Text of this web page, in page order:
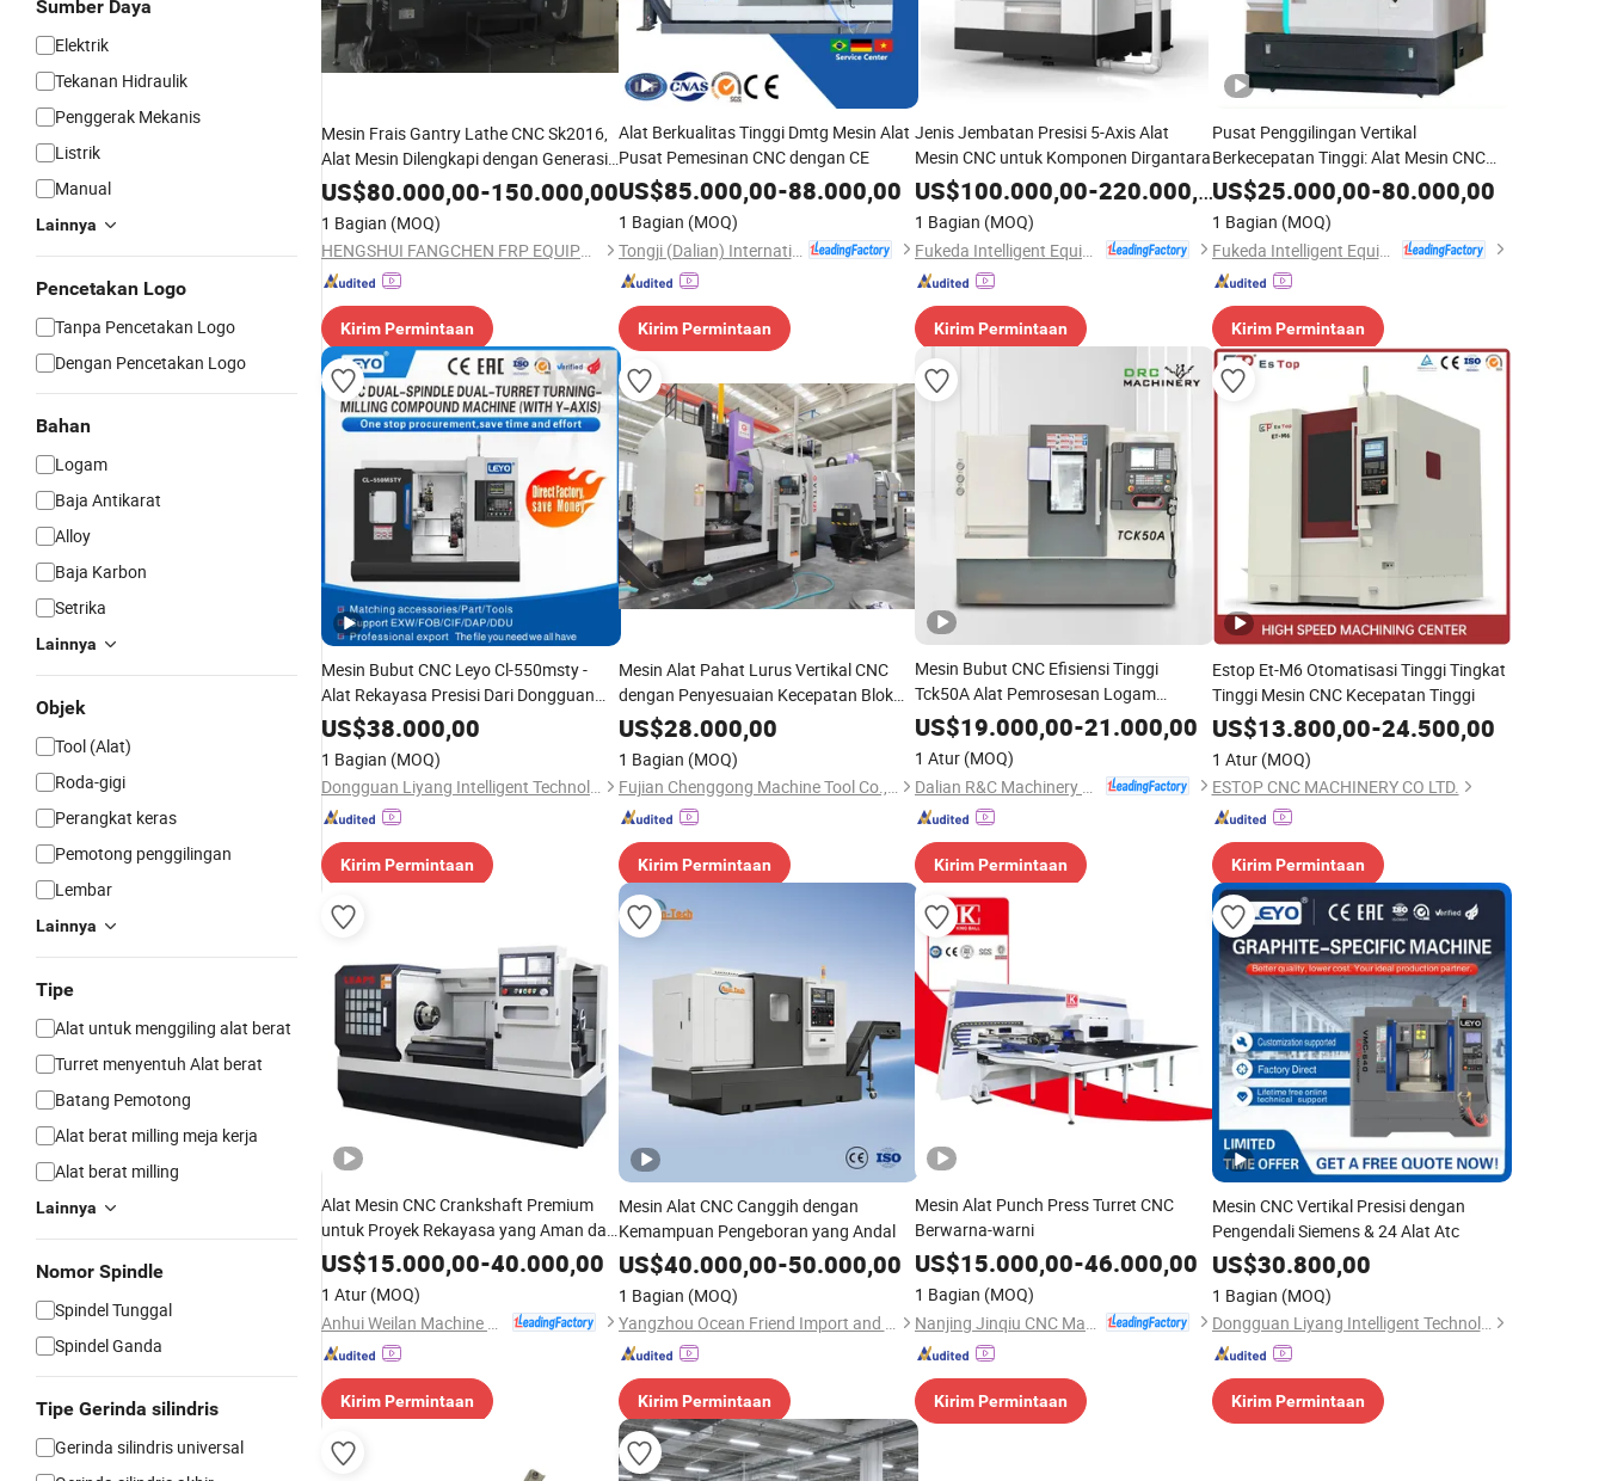
Sumber Daya
Elektrik
Tekanan Hidraulik
Penggerak Mekanis
Listrik
Manual
Lainnya
Pencetakan Logo
Tanpa Pencetakan Logo
Dengan Pencetakan Logo
Bahan
Logam
Baja Antikarat
Alloy
Baja Karbon
Setrika
Lainnya
Objek
Tool (Alat)
Roda-gigi
Perangkat keras
Pemotong penggilingan
Lembar
Lainnya
Tipe
Alat untuk menggiling alat berat
Turret menyentuh Alat berat
Batang Pemotong
Alat berat milling meja kerja
Alat berat milling
Lainnya
Nomor Spindle
Spindel Tunggal
Spindel Ganda
Tipe Gerinda silindris
Gerinda silindris universal
Mesin Frais Gantry Lathe CNC Sk2016,
Alat Mesin Dilengkapi dengan Generasi
Baru Taiwan 22mA Sistem
US$80.000,00-150.000,00
1 Bagian (MOQ)
HENGSHUI FANGCHEN FRP EQUIPMENT TECHNOLOGY CO., LTD.
Kirim Permintaan
Alat Berkualitas Tinggi Dmtg Mesin Alat
Pusat Pemesinan CNC dengan CE
US$85.000,00-88.000,00
1 Bagian (MOQ)
Tongji (Dalian) International Trade Co., Ltd.
Kirim Permintaan
Jenis Jembatan Presisi 5-Axis Alat
Mesin CNC untuk Komponen Dirgantara
US$100.000,00-220.000,00
1 Bagian (MOQ)
Kirim Permintaan
Pusat Penggilingan Vertikal
Berkecepatan Tinggi: Alat Mesin CNC
untuk Para Ahli
US$25.000,00-80.000,00
1 Bagian (MOQ)
Fukeda Intelligent Equipment (Zhejiang) Co., Ltd
Kirim Permintaan
Mesin Bubut CNC Leyo Cl-550msty -
Alat Rekayasa Presisi Dari Dongguan
3000*2300*2100
US$38.000,00
1 Bagian (MOQ)
Dongguan Liyang Intelligent Technology Co., Ltd.
Kirim Permintaan
Mesin Alat Pahat Lurus Vertikal CNC
dengan Penyesuaian Kecepatan Blok
Ganda
US$28.000,00
1 Bagian (MOQ)
Fujian Chenggong Machine Tool Co., Ltd.
Kirim Permintaan
Mesin Bubut CNC Efisiensi Tinggi
Tck50A Alat Pemrosesan Logam
Profesional
US$19.000,00-21.000,00
1 Atur (MOQ)
Kirim Permintaan
Estop Et-M6 Otomatisasi Tinggi Tingkat
Tinggi Mesin CNC Kecepatan Tinggi
US$13.800,00-24.500,00
1 Atur (MOQ)
ESTOP CNC MACHINERY CO LTD.
Kirim Permintaan
Alat Mesin CNC Crankshaft Premium
untuk Proyek Rekayasa yang Aman dan
Presisi
US$15.000,00-40.000,00
1 Atur (MOQ)
Kirim Permintaan
Mesin Alat CNC Canggih dengan
Kemampuan Pengeboran yang Andal
US$40.000,00-50.000,00
1 Bagian (MOQ)
Yangzhou Ocean Friend Import and Export Co., Ltd
Kirim Permintaan
Mesin Alat Punch Press Turret CNC
Berwarna-warni
US$15.000,00-46.000,00
1 Bagian (MOQ)
Kirim Permintaan
Mesin CNC Vertikal Presisi dengan
Pengendali Siemens & 24 Alat Atc
US$30.800,00
1 Bagian (MOQ)
Dongguan Liyang Intelligent Technology Co., Ltd.
Kirim Permintaan